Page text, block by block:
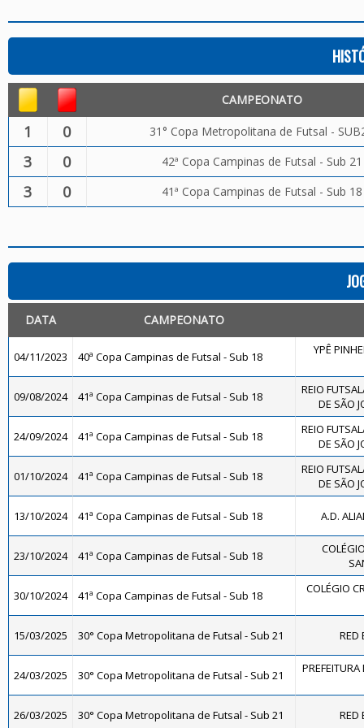
CAMPEONATO
1 0 31° Copa Metropolitana de Futsal -
3 0 42ª Copa Campinas de Futsal - Sub 21
3 0 41ª Copa Campinas de Futsal - Sub 18
DATA CAMPEONATO
04/11/2023 40ª Copa Campinas de Futsal - Sub 18 YPÊ
09/08/2024 41ª Copa Campinas de Futsal - Sub 18
REIO
DE SÃO
24/09/2024 41ª Copa Campinas de Futsal - Sub 18
REIO
DE SÃO
01/10/2024 41ª Copa Campinas de Futsal - Sub 18
REIO
DE SÃO
13/10/2024 41ª Copa Campinas de Futsal - Sub 18 A.D.
23/10/2024 41ª Copa Campinas de Futsal - Sub 18
30/10/2024 41ª Copa Campinas de Futsal - Sub 18 COLÉGIO
15/03/2025 30° Copa Metropolitana de Futsal - Sub 21 RED
24/03/2025 30° Copa Metropolitana de Futsal - Sub 21
26/03/2025 30° Copa Metropolitana de Futsal - Sub 21 RED